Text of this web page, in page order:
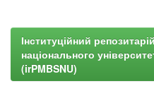
Інституційний
національного
(irPMBSNU)